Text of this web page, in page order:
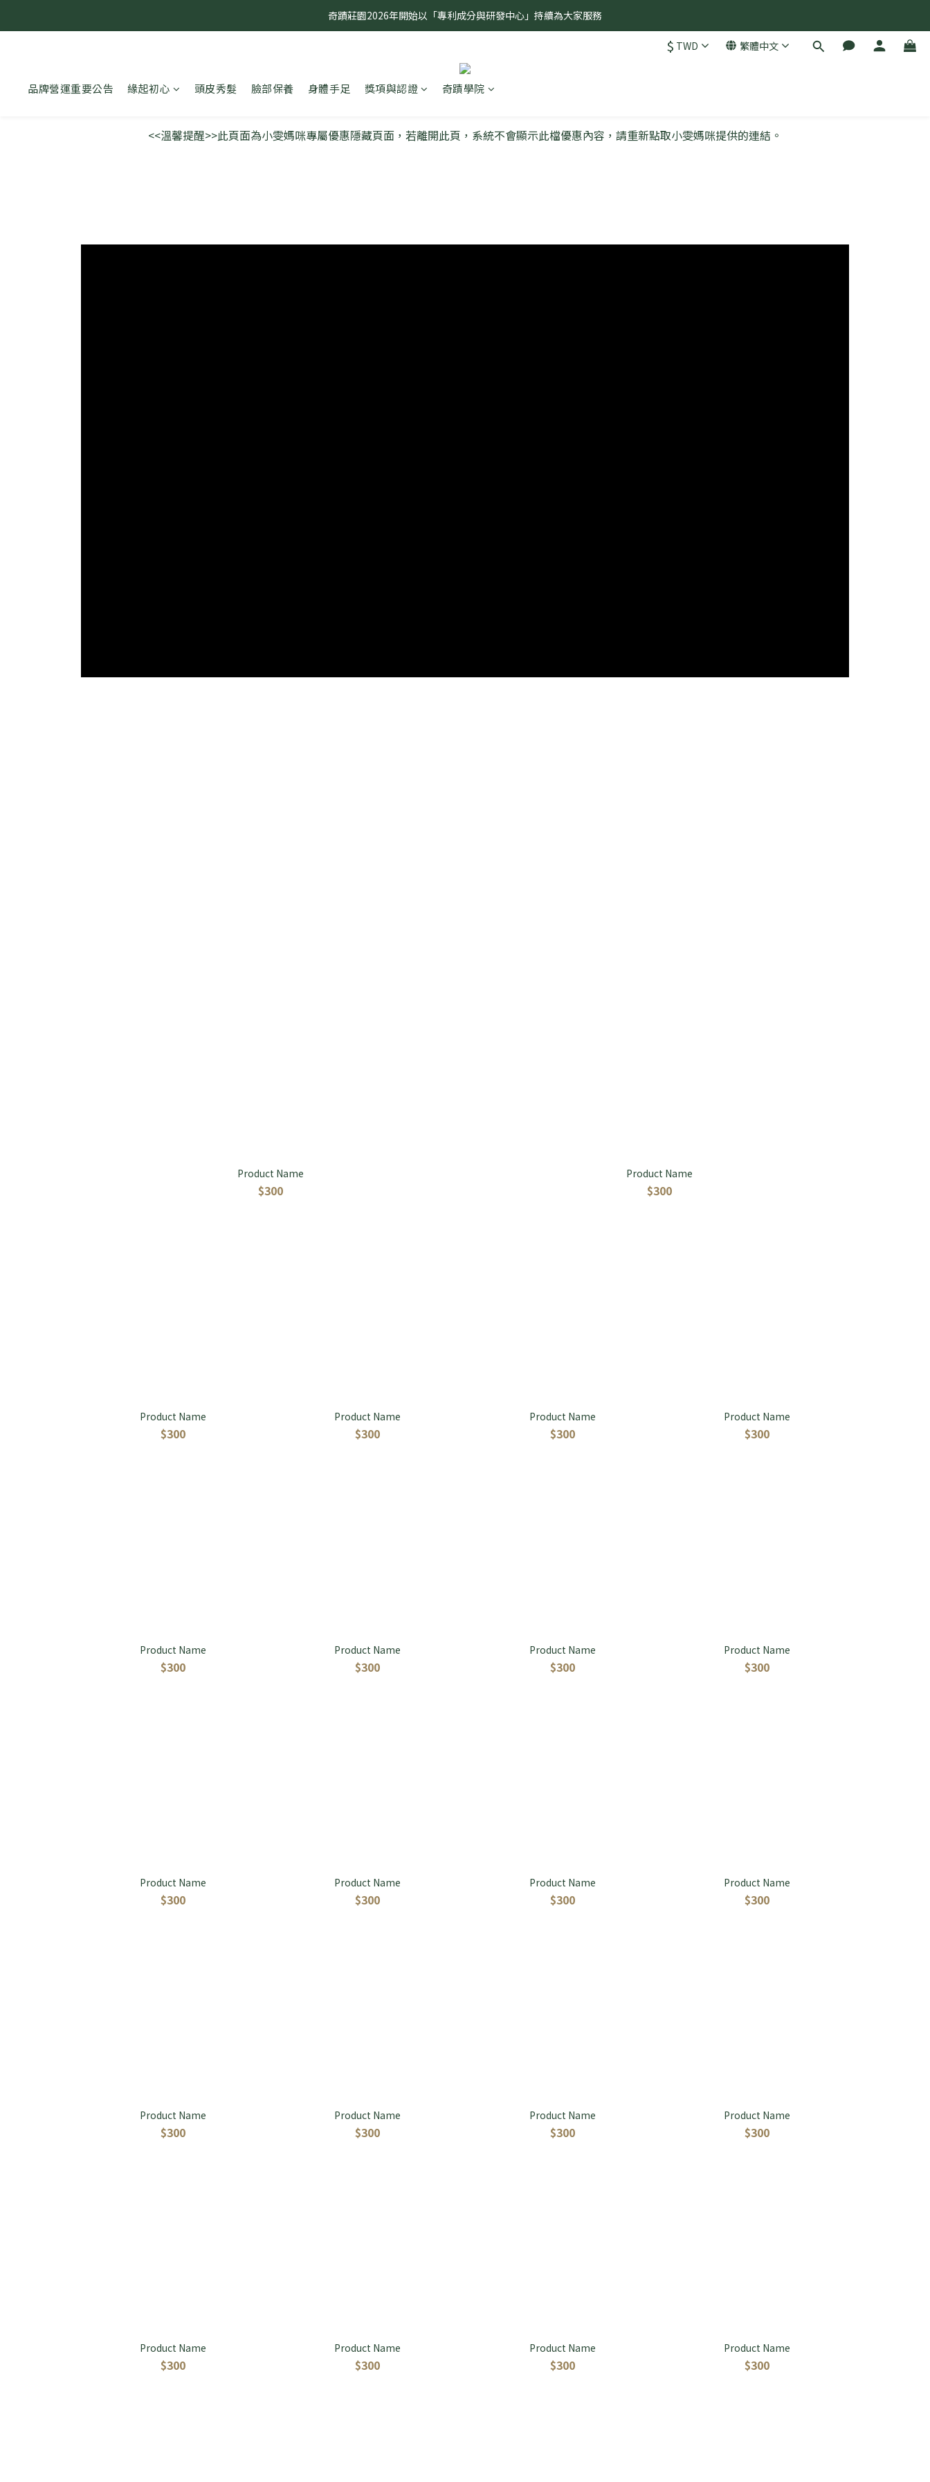
奇蹟莊園2026年開始以「專利成分與研發中心」持續為大家服務
敏弱無患 奇蹟有感 全球首創研究無患子種仁油功效
奇蹟莊園2026年開始以「專利成分與研發中心」持續為大家服務
$ TWD 繁體中文
品牌營運重要公告 緣起初心 頭皮秀髮 臉部保養 身體手足 獎項與認證 奇蹟學院
<<溫馨提醒>>此頁面為小雯媽咪專屬優惠隱藏頁面，若離開此頁，系統不會顯示此檔優惠內容，請重新點取小雯媽咪提供的連結。
Product Name
$300
Product Name
$300
Product Name
$300
Product Name
$300
Product Name
$300
Product Name
$300
Product Name
$300
Product Name
$300
Product Name
$300
Product Name
$300
Product Name
$300
Product Name
$300
Product Name
$300
Product Name
$300
Product Name
$300
Product Name
$300
Product Name
$300
Product Name
$300
Product Name
$300
Product Name
$300
Product Name
$300
Product Name
$300